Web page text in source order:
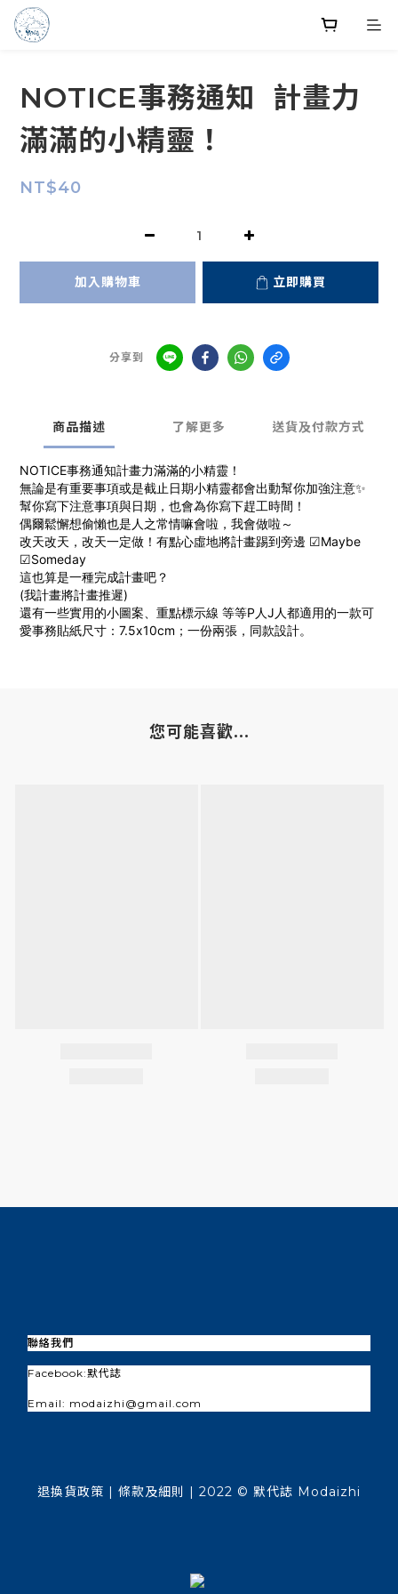
NOTICE事務通知 計畫力
滿滿的小精靈！
NT$40
加入購物車 立即購買
分享到
商品描述 了解更多 送貨及付款方式
NOTICE事務通知計畫力滿滿的小精靈！
無論是有重要事項或是截止日期小精靈都會出動幫你加強注意✨
幫你寫下注意事項與日期，也會為你寫下趕工時間！
偶爾鬆懈想偷懶也是人之常情嘛會啦，我會做啦～
改天改天，改天一定做！有點心虛地將計畫踢到旁邊 ☑Maybe
☑Someday
這也算是一種完成計畫吧？
(我計畫將計畫推遲)
還有一些實用的小圖案、重點標示線 等等P人J人都適用的一款可
愛事務貼紙尺寸：7.5x10cm；一份兩張，同款設計。
您可能喜歡...
聯絡我們
Facebook:默代誌
Email: modaizhi@gmail.com
退換貨政策 | 條款及細則 | 2022 © 默代誌 Modaizhi